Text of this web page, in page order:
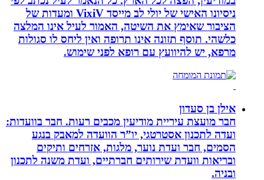
ניסיונו האישי של יולי לב מייסד VixiV ומעדות של
הציבור שאימץ את השיטה, האמור לעיל אינו המלצה
כלשהי. תוסף תזונה אינו תרופה ואין ליחס לו סגולות
מרפא, יש להיוועץ עם רופא לפני שימוש.
אילן בן סעדון
חבר מועצת עיריית מודיעין מכבים רעות. חבר בוועדות:
ועדה לתכנון אסטרטגי, יו”ר הוועדה למאבק בנגע
הסמים, חבר ועדת נוער, מלגות, אזרחים ותיקים
ובריאות וועדת שירותים חברתיים, ועדת משנה לתכנון
ובניה.